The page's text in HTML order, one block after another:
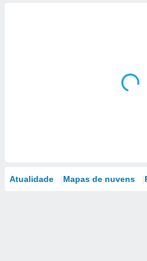
Atualidade Mapas de nuvens